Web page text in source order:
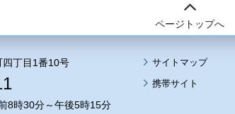
ページトップへ
丁目1番10号
8時30分～午後5時15分
サイトマップ
携帯サイト